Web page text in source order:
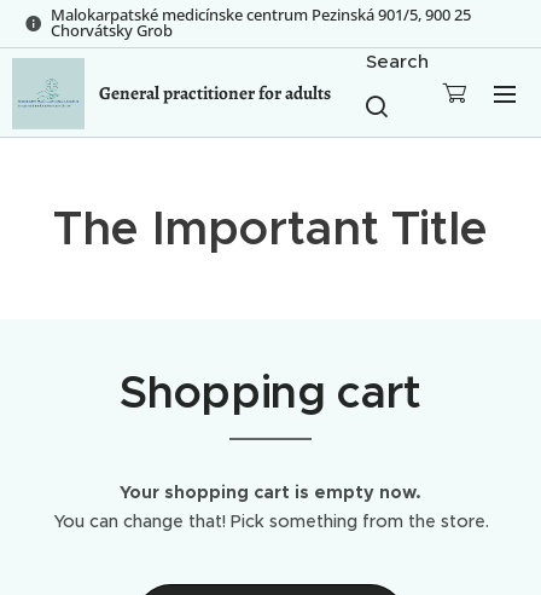
Malokarpatské medicínske centrum Pezinská 901/5, 900 25
Chorvátsky Grob
General practitioner for adults
Search
The Important Title
Shopping cart
Your shopping cart is empty now.
You can change that! Pick something from the store.